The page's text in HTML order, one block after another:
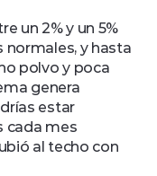
un 2% y un 5%
normales, y hasta
polvo y poca
genera
estar
cada mes
al techo con